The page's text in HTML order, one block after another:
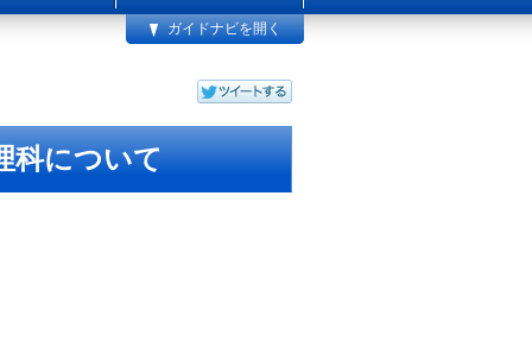
ガイドナビを開く
科について